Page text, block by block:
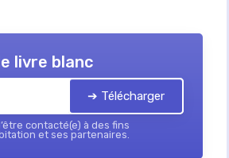
livre blanc
➔ Télécharger
contacté(e) à des fins
et ses partenaires.